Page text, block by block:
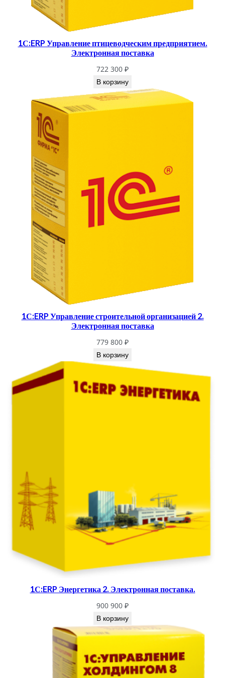
1С:ERP Управление птицеводческим предприятием.
Электронная поставка
722 300 ₽
В корзину
1С:ERP Управление строительной организацией 2.
Электронная поставка
779 800 ₽
В корзину
1С:ERP Энергетика 2. Электронная поставка.
900 900 ₽
В корзину